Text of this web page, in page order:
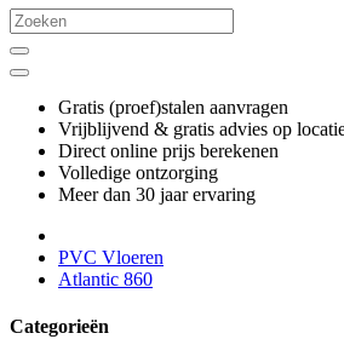
Gratis (proef)stalen aanvragen
Vrijblijvend & gratis advies op
Direct online prijs berekenen
Volledige ontzorging
Meer dan 30 jaar ervaring
PVC Vloeren
Atlantic 860
Categorieën